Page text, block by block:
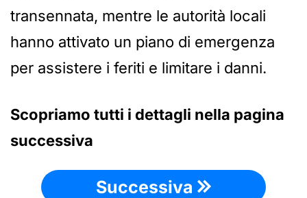
transennata, mentre le autorità locali
hanno attivato un piano di emergenza
per assistere i feriti e limitare i danni.
Scopriamo tutti i dettagli nella pagina
successiva
Successiva